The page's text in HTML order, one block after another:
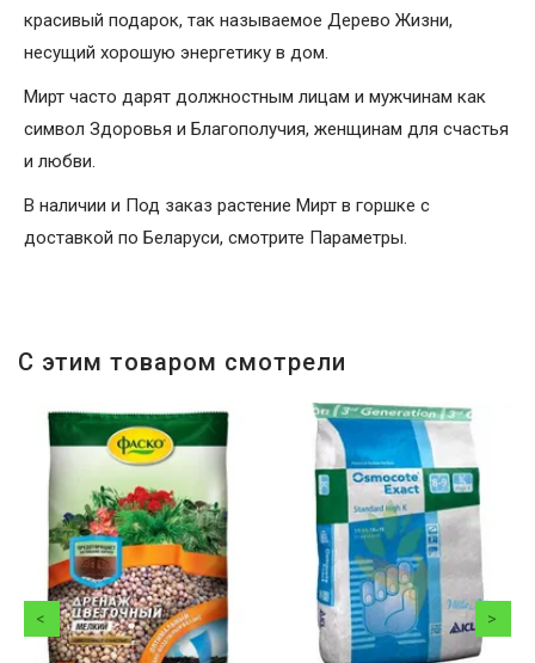
красивый подарок, так называемое Дерево Жизни,
несущий хорошую энергетику в дом.
Мирт часто дарят должностным лицам и мужчинам как
символ Здоровья и Благополучия, женщинам для счастья
и любви.
В наличии и Под заказ растение Мирт в горшке с
доставкой по Беларуси, смотрите Параметры.
С этим товаром смотрели